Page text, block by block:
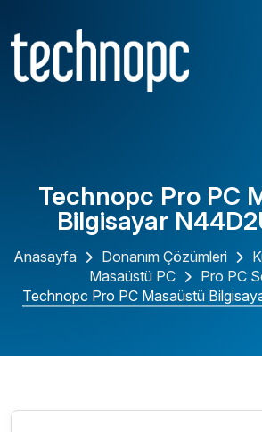
Technopc Pro PC
Bilgisayar
Anasayfa Donanım Çözümleri
Masaüstü PC
Pro PC
Technopc Pro PC Masaüstü